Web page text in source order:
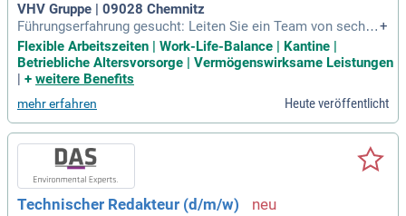
VHV Gruppe | 09028 Chemnitz
Führungserfahrung gesucht: Leiten Sie ein Team von sechs
kompetenten Underwritern und bringen Sie Ihre Expertise ei
n. Ein abgeschlossenes Studium in Betriebswirtschaft, Rech
tswissenschaften oder einem vergleichbaren Bereich ist Vo
n Kompositsparten und fundierte Kenntnisse in Financial Lin
es. Ihre Fähigkeit, komplexe Strategien zur Entscheidungsre
ife zu entwickeln, ist entscheidend. Zudem schätzen wir Ihre
Eigeninitiative, Zielorientierung und analytische Arbeitsweis
e. Profitieren Sie von flexiblen Arbeitszeiten und einem attra
ktiven Vergütungsmodell mit 13,3 Monatsgehältern sowie ei
ner direkten Beteiligung am Unternehmenserfolg.
+
Flexible Arbeitszeiten | Work-Life-Balance | Kantine |
Betriebliche Altersvorsorge | Vermögenswirksame Leistungen
| + weitere Benefits
mehr erfahren Heute veröffentlicht
Technischer Redakteur (d/m/w)